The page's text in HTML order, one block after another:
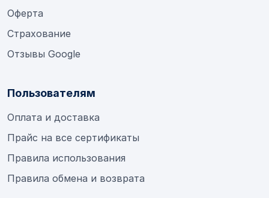
Оферта
Страхование
Отзывы Google
Пользователям
Оплата и доставка
Прайс на все сертификаты
Правила использования
Правила обмена и возврата